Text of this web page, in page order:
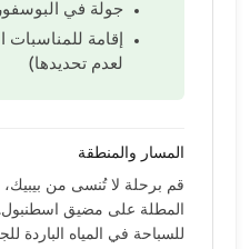
جولة في البوسفور
إقامة
لعدم تحديدها)
المسار والمنطقة
قم برحلة لا تُنسى من بيبيك،
المطلة على مضيق
للسباحة في المياه الباردة